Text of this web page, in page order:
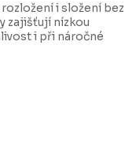
i složení bez
zajišťují nízkou
i při náročné